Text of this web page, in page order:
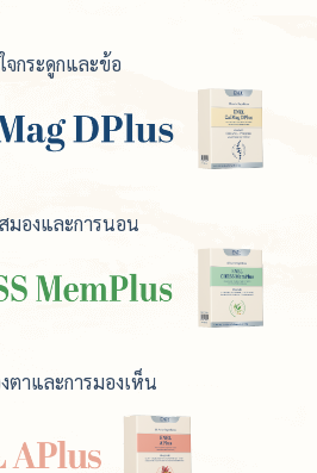
จกระดูกและข้อ
มองและการนอน
ตาและการมองเห็น